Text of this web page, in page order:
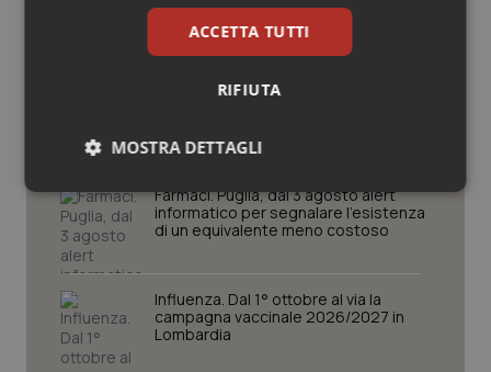
Tumori gastrointestinali
Ulcera & Reflusso
Vaccini
Basilicata
Puglia. Unità di crisi sanitaria al lavoro,
Farmaci. Puglia, dal 3 agosto alert
informatico per segnalare l’esistenza
di un equivalente meno costoso
Influenza. Dal 1° ottobre al via la
campagna vaccinale 2026/2027 in
Lombardia
ACCETTA TUTTI
RIFIUTA
MOSTRA DETTAGLI
Necessari Statistici Marketing